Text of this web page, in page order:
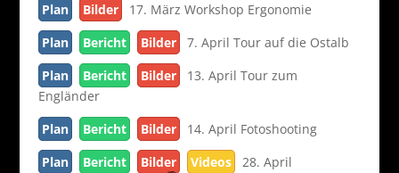
Plan
Bilder
17. März Workshop Ergonomie
Plan
Bericht Bilder
7. April Tour auf die Ostalb
Plan
Bericht Bilder
13. April Tour zum
Engländer
Plan
Bericht Bilder
14. April Fotoshooting
Plan
Bericht Bilder Videos
28. April